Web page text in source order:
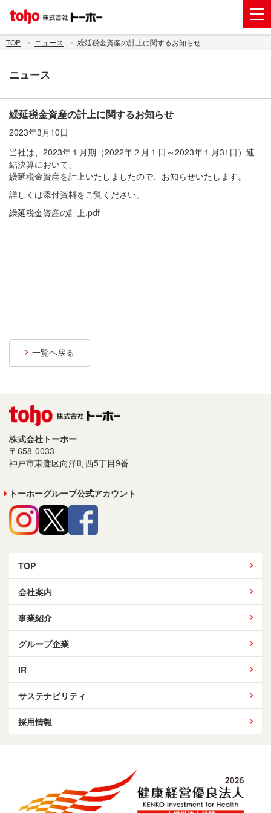
会社案内
株主・投資家情報
トーホーグループのサステナビリティ
ニュース
採用情報
お問い合わせ
サイトマップ
TOP ニュース 繰延税金資産の計上に関するお知らせ
ニュース
繰延税金資産の計上に関するお知らせ
2023年3月10日
当社は、2023年１月期（2022年２月１日～2023年１月31日）連
結決算において、
繰延税金資産を計上いたしましたので、お知らせいたします。
詳しくは添付資料をご覧ください。
繰延税金資産の計上.pdf
一覧へ戻る
株式会社トーホー
〒658-0033
神戸市東灘区向洋町西5丁目9番
トーホーグループ公式アカウント
TOP
会社案内
事業紹介
グループ企業
IR
サステナビリティ
採用情報